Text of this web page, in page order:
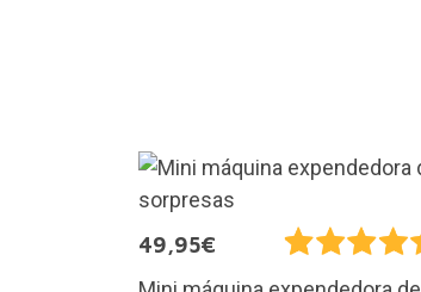
49,95€